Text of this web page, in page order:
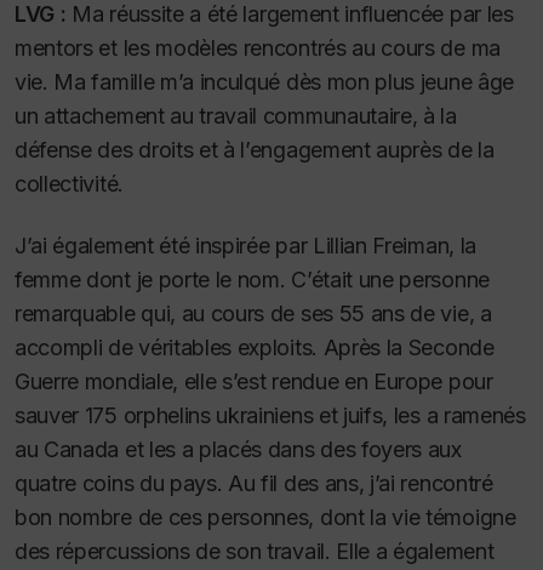
LVG : Ma réussite a été largement influencée par les
mentors et les modèles rencontrés au cours de ma
vie. Ma famille m’a inculqué dès mon plus jeune âge
un attachement au travail communautaire, à la
défense des droits et à l’engagement auprès de la
collectivité.
J’ai également été inspirée par Lillian Freiman, la
femme dont je porte le nom. C’était une personne
remarquable qui, au cours de ses 55 ans de vie, a
accompli de véritables exploits. Après la Seconde
Guerre mondiale, elle s’est rendue en Europe pour
sauver 175 orphelins ukrainiens et juifs, les a ramenés
au Canada et les a placés dans des foyers aux
quatre coins du pays. Au fil des ans, j’ai rencontré
bon nombre de ces personnes, dont la vie témoigne
des répercussions de son travail. Elle a également